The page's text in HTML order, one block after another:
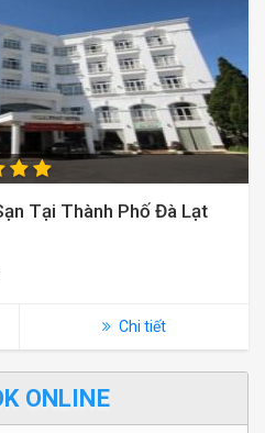
Tại Thành Phố Đà Lạt
Chi tiết
ONLINE